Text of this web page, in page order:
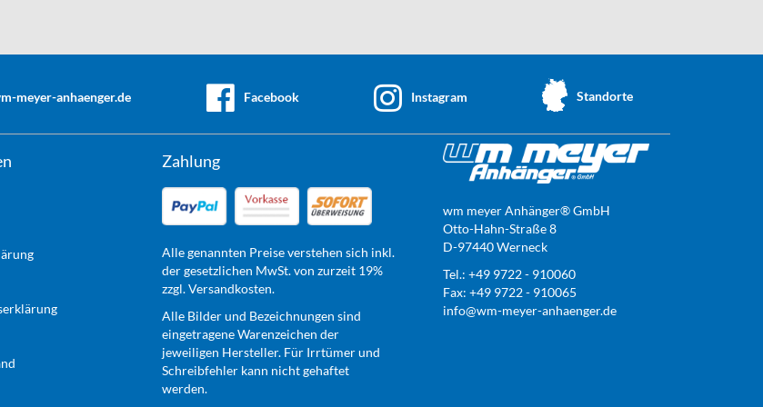
meyer-anhaenger.de Facebook Instagram Standorte
Zahlung
Alle genannten Preise verstehen sich inkl.
der gesetzlichen MwSt. von zurzeit 19%
zzgl. Versandkosten.
Alle Bilder und Bezeichnungen sind
eingetragene Warenzeichen der
jeweiligen Hersteller. Für Irrtümer und
Schreibfehler kann nicht gehaftet
werden.
wm meyer Anhänger® GmbH
Otto-Hahn-Straße 8
D-97440 Werneck
Tel.: +49 9722 - 910060
Fax: +49 9722 - 910065
info@wm-meyer-anhaenger.de